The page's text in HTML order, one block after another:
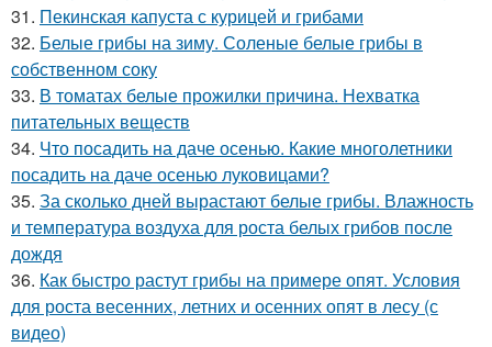
31. Пекинская капуста с курицей и грибами
32. Белые грибы на зиму. Соленые белые грибы в
собственном соку
33. В томатах белые прожилки причина. Нехватка
питательных веществ
34. Что посадить на даче осенью. Какие многолетники
посадить на даче осенью луковицами?
35. За сколько дней вырастают белые грибы. Влажность
и температура воздуха для роста белых грибов после
дождя
36. Как быстро растут грибы на примере опят. Условия
для роста весенних, летних и осенних опят в лесу (с
видео)